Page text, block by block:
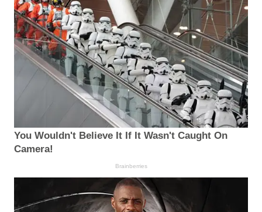
You Wouldn't Believe It If It Wasn't Caught On
Camera!
Brainberries